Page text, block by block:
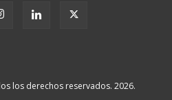
los derechos reservados. 2026.